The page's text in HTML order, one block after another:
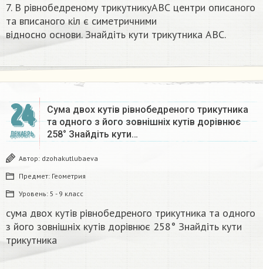
7. В рівнобедреному трикутникуАВС центри описаного
та вписаного кіл є симетричними
відносно основи. Знайдіть кути трикутника ABC.​
24
ДЕКАБРЬ
Сума двох кутів рівнобедреного трикутника
та одного з його зовнішніх кутів дорівнює
258° Знайдіть кути…
Автор: dzohakutlubaeva
Предмет: Геометрия
Уровень: 5 - 9 класс
сума двох кутів рівнобедреного трикутника та одного
з його зовнішніх кутів дорівнює 258° Знайдіть кути
трикутника​